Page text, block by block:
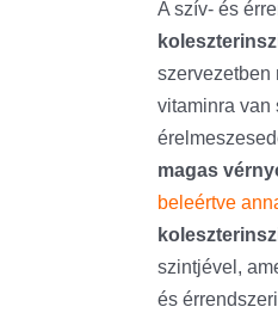
A szív- és
szervezetben
vitaminra van
magas
beleértve
szintjével,
és